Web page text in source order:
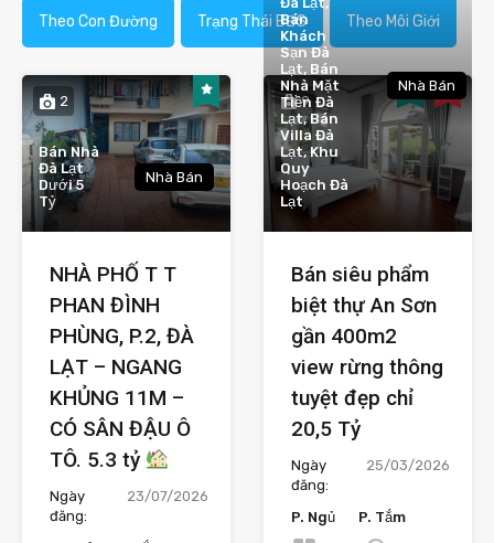
Theo Con Đường Trạng Thái BĐS Theo Môi Giới
2
Bán Nhà
Đà Lạt
Dưới 5
Tỷ
Nhà Bán
NHÀ PHỐ T T
PHAN ĐÌNH
PHÙNG, P.2, ĐÀ
LẠT – NGANG
KHỦNG 11M –
CÓ SÂN ĐẬU Ô
TÔ. 5.3 tỷ
Ngày
đăng:
23/07/2026
9
Bán
Khách
Sạn Đà
Lạt, Bán
Nhà Mặt
Tiền Đà
Lạt, Bán
Villa Đà
Lạt, Khu
Quy
Hoạch Đà
Lạt
Nhà Bán
Bán siêu phẩm
biệt thự An Sơn
gần 400m2
view rừng thông
tuyệt đẹp chỉ
20,5 Tỷ
Ngày
đăng:
25/03/2026
P. Ngủ P. Tắm